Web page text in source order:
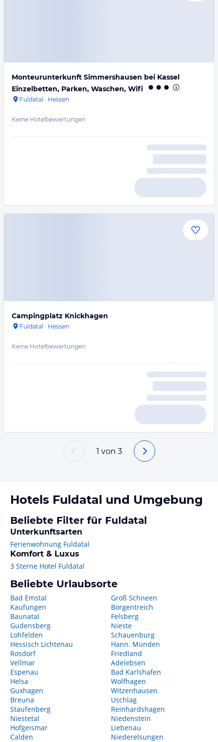
Monteurunterkunft Simmershausen bei Kassel
Einzelbetten, Parken, Waschen, Wifi
Fuldatal · Hessen
Keine Hotelbewertungen
Campingplatz Knickhagen
Fuldatal · Hessen
Keine Hotelbewertungen
1 von 3
Hotels Fuldatal und Umgebung
Beliebte Filter für Fuldatal
Unterkunftsarten
Ferienwohnung Fuldatal
Komfort & Luxus
3 Sterne Hotel Fuldatal
Beliebte Urlaubsorte
Bad Emstal
Kaufungen
Baunatal
Gudensberg
Lohfelden
Hessisch Lichtenau
Rosdorf
Vellmar
Espenau
Helsa
Guxhagen
Breuna
Staufenberg
Niestetal
Hofgeismar
Calden
Groß Schneen
Borgentreich
Felsberg
Nieste
Schauenburg
Hann. Münden
Friedland
Adelebsen
Bad Karlshafen
Wolfhagen
Witzenhausen
Uschlag
Reinhardshagen
Niedenstein
Liebenau
Niederelsungen